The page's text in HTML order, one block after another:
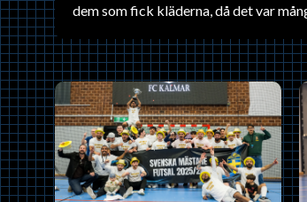
dem som fick kläderna, då det var